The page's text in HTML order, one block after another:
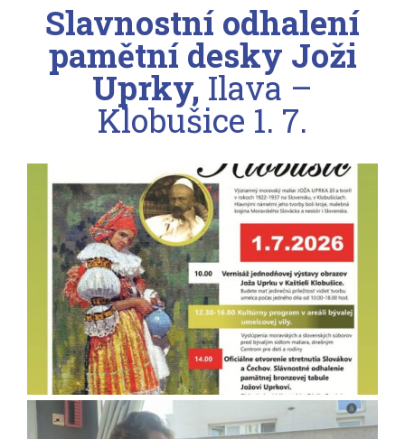
Slavnostní odhalení
pamětní desky Joži
Uprky, Ilava –
Klobušice 1. 7.